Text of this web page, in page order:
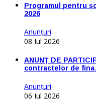
Programul pentru
2026
Anunţuri
08 Iul 2026
ANUNŢ DE
contractelor de
Anunţuri
06 Iul 2026